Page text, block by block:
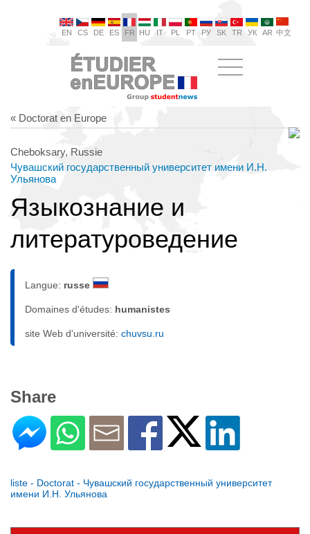
EN CS DE ES FR HU IT PL PT РУ SK TR УК AR 中文
« Doctorat en Europe
Cheboksary, Russie
Чувашский государственный университет имени И.Н.
Ульянова
Языкознание и
литературоведение
Langue: russe
Domaines d'études: humanistes
site Web d'université: chuvsu.ru
Share
liste - Doctorat - Чувашский государственный университет
имени И.Н. Ульянова